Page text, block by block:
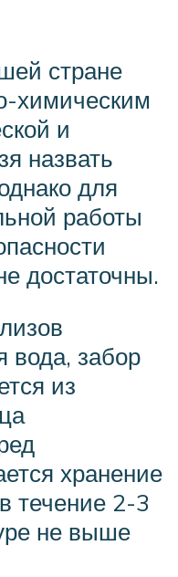
стране
химическим
и
назвать
для
работы
достаточны.
вода, забор
из
хранение
течение 2-3
не выше